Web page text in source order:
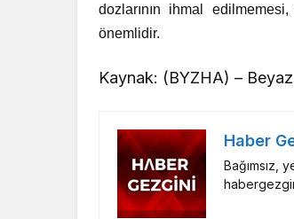
dozlarının ihmal
önemlidir.
Kaynak: (BYZHA) –
Haber
Bağımsız,